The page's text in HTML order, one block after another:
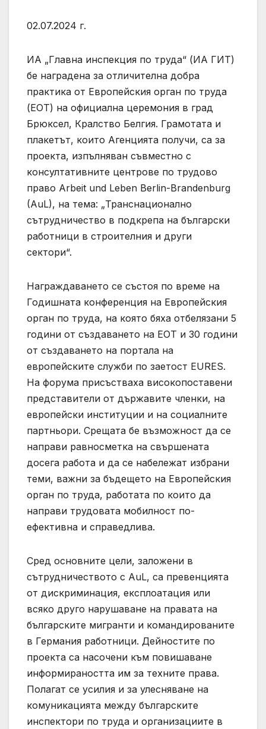
02.07.2024 г.
ИА „Главна инспекция по труда“ (ИА ГИТ)
бе наградена за отличителна добра
практика от Европейския орган по труда
(ЕОТ) на официална церемония в град
Брюксел, Кралство Белгия. Грамотата и
плакетът, които Агенцията получи, са за
проекта, изпълняван съвместно с
консултативните центрове по трудово
право Arbeit und Leben Berlin-Brandenburg
(AuL), на тема: „Транснационално
сътрудничество в подкрепа на български
работници в строителния и други
сектори“.
Награждаването се състоя по време на
Годишната конференция на Европейския
орган по труда, на която бяха отбелязани 5
години от създаването на ЕОТ и 30 години
от създаването на портала на
европейските служби по заетост EURES.
На форума присъстваха високопоставени
представители от държавите членки, на
европейски институции и на социалните
партньори. Срещата бе възможност да се
направи равносметка на свършената
досега работа и да се набележат избрани
теми, важни за бъдещето на Европейския
орган по труда, работата по които да
направи трудовата мобилност по-
ефективна и справедлива.
Сред основните цели, заложени в
сътрудничеството с AuL, са превенцията
от дискриминация, експлоатация или
всяко друго нарушаване на правата на
българските мигранти и командированите
в Германия работници. Дейностите по
проекта са насочени към повишаване
информираността им за техните права.
Полагат се усилия и за улесняване на
комуникацията между българските
инспектори по труда и организациите в